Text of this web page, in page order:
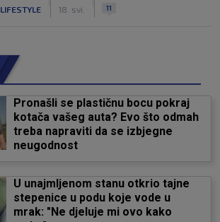
LIFESTYLE 18. svi. 11
Pronašli se plastičnu bocu pokraj
kotača vašeg auta? Evo što odmah
treba napraviti da se izbjegne
neugodnost
U unajmljenom stanu otkrio tajne
stepenice u podu koje vode u
mrak: "Ne djeluje mi ovo kako